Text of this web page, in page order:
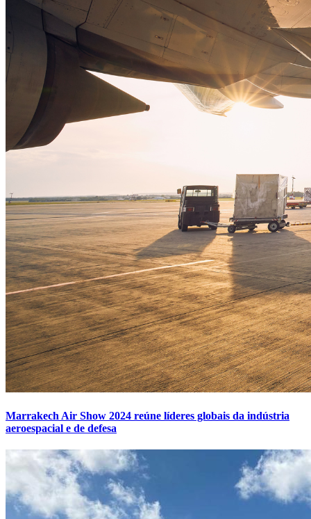
Marrakech Air Show 2024 reúne líderes globais da indústria
aeroespacial e de defesa